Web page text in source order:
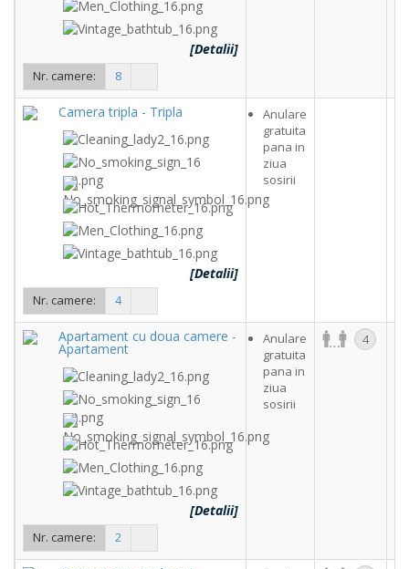
[Detalii]
Nr. camere: 8
Camera tripla - Tripla
[Detalii]
Nr. camere: 4
Anulare
gratuita
pana in
ziua
sosirii
Apartament cu doua camere -
Apartament
[Detalii]
Nr. camere: 2
Anulare
gratuita
pana in
ziua
sosirii
4